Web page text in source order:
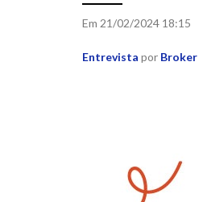
Em 21/02/2024 18:15
Entrevista por Broker